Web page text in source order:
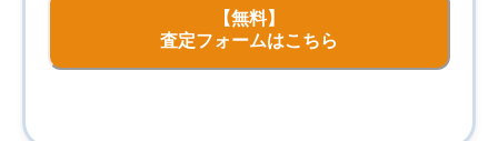
【無料】
査定フォームはこちら